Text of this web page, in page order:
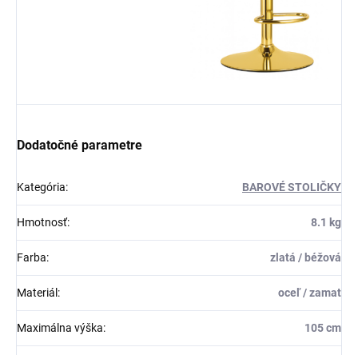
Dodatočné parametre
Kategória: BAROVÉ STOLIČKY
Hmotnosť: 8.1 kg
Farba: zlatá / béžová
Materiál : oceľ / zamat
Maximálna výška: 105 cm